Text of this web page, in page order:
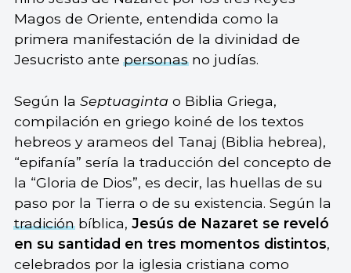
Magos de Oriente, entendida como la
primera manifestación de la divinidad de
Jesucristo antepersonasno judías.
Según la Septuaginta o Biblia Griega,
compilación en griego koiné de los textos
hebreos y arameos del Tanaj (Biblia hebrea),
“epifanía” sería la traducción del concepto de
la “Gloria de Dios”, es decir, las huellas de su
paso por la Tierra o de su existencia. Según la
tradiciónbíblica, Jesús de Nazaret se reveló
en su santidad en tres momentos distintos,
celebrados por la iglesia cristiana como